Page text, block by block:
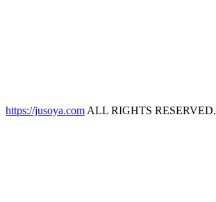
https://jusoya.com ALL RIGHTS RESERVED.